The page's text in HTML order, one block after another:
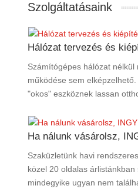
Szolgáltatásaink
Hálózat tervezés és
Számítógépes hálózat nélkül
működése sem
"okos" eszköznek lassan
Ha nálunk vásárolsz,
Szaküzletünk havi
közel 20 oldalas
mindegyike ugyan nem